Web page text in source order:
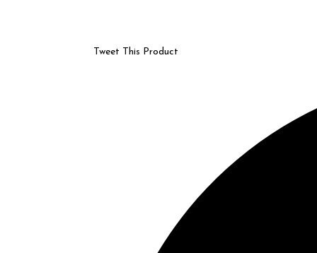
Tweet This Product